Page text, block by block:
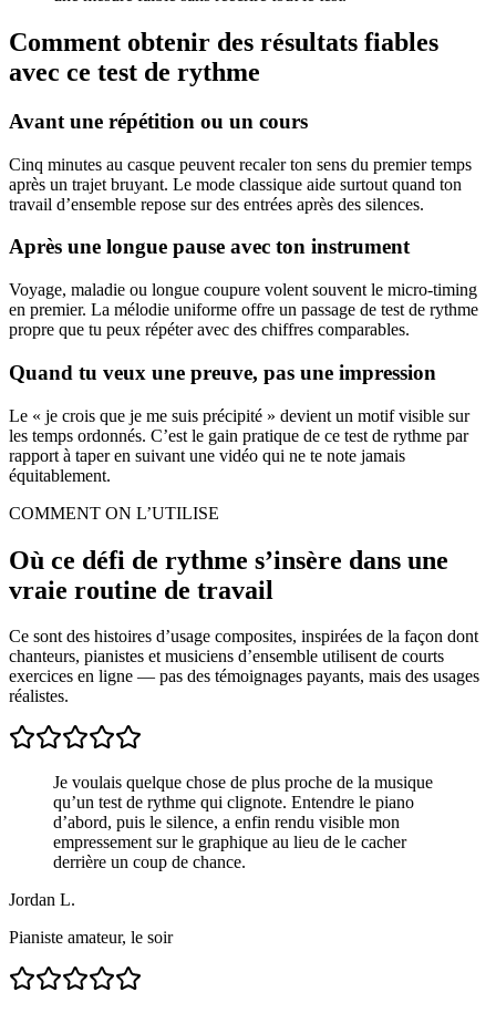
Comment obtenir des résultats fiables
avec ce test de rythme
Avant une répétition ou un cours
Cinq minutes au casque peuvent recaler ton sens du premier temps
après un trajet bruyant. Le mode classique aide surtout quand ton
travail d’ensemble repose sur des entrées après des silences.
Après une longue pause avec ton instrument
Voyage, maladie ou longue coupure volent souvent le micro-timing
en premier. La mélodie uniforme offre un passage de test de rythme
propre que tu peux répéter avec des chiffres comparables.
Quand tu veux une preuve, pas une impression
Le « je crois que je me suis précipité » devient un motif visible sur
les temps ordonnés. C’est le gain pratique de ce test de rythme par
rapport à taper en suivant une vidéo qui ne te note jamais
équitablement.
COMMENT ON L’UTILISE
Où ce défi de rythme s’insère dans une
vraie routine de travail
Ce sont des histoires d’usage composites, inspirées de la façon dont
chanteurs, pianistes et musiciens d’ensemble utilisent de courts
exercices en ligne — pas des témoignages payants, mais des usages
réalistes.
Je voulais quelque chose de plus proche de la musique
qu’un test de rythme qui clignote. Entendre le piano
d’abord, puis le silence, a enfin rendu visible mon
empressement sur le graphique au lieu de le cacher
derrière un coup de chance.
Jordan L.
Pianiste amateur, le soir